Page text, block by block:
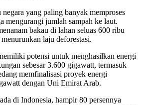
negara yang paling banyak memproses
mengurangi jumlah sampah ke laut.
bakau di lahan seluas 600 ribu
laju deforestasi.
potensi untuk menghasilkan energi
sebesar 3.600 gigawatt, termasuk
memfinalisasi proyek energi
dengan Uni Emirat Arab.
di Indonesia, hampir 80 persennya